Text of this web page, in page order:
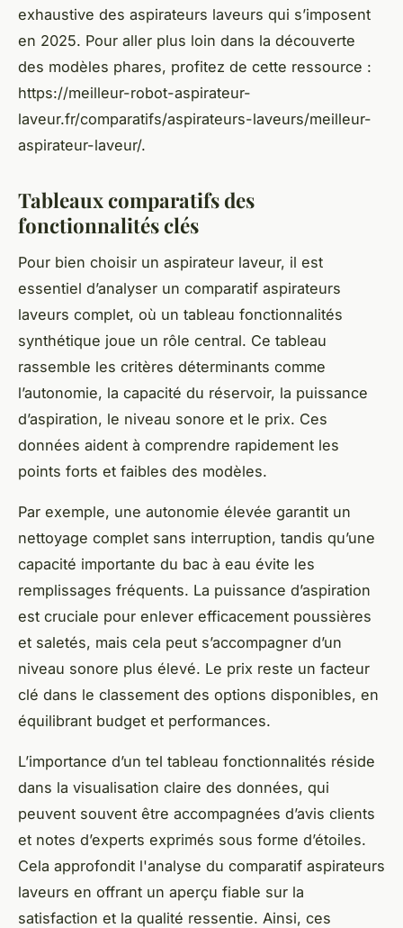
exhaustive des aspirateurs laveurs qui s’imposent
en 2025. Pour aller plus loin dans la découverte
des modèles phares, profitez de cette ressource :
https://meilleur-robot-aspirateur-
laveur.fr/comparatifs/aspirateurs-laveurs/meilleur-
aspirateur-laveur/.
Tableaux comparatifs des
fonctionnalités clés
Pour bien choisir un aspirateur laveur, il est
essentiel d’analyser un comparatif aspirateurs
laveurs complet, où un tableau fonctionnalités
synthétique joue un rôle central. Ce tableau
rassemble les critères déterminants comme
l’autonomie, la capacité du réservoir, la puissance
d’aspiration, le niveau sonore et le prix. Ces
données aident à comprendre rapidement les
points forts et faibles des modèles.
Par exemple, une autonomie élevée garantit un
nettoyage complet sans interruption, tandis qu’une
capacité importante du bac à eau évite les
remplissages fréquents. La puissance d’aspiration
est cruciale pour enlever efficacement poussières
et saletés, mais cela peut s’accompagner d’un
niveau sonore plus élevé. Le prix reste un facteur
clé dans le classement des options disponibles, en
équilibrant budget et performances.
L’importance d’un tel tableau fonctionnalités réside
dans la visualisation claire des données, qui
peuvent souvent être accompagnées d’avis clients
et notes d’experts exprimés sous forme d’étoiles.
Cela approfondit l'analyse du comparatif aspirateurs
laveurs en offrant un aperçu fiable sur la
satisfaction et la qualité ressentie. Ainsi, ces